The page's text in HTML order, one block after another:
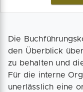
Die
den Überblick
zu behalten und
Für die interne
unerlässlich eine